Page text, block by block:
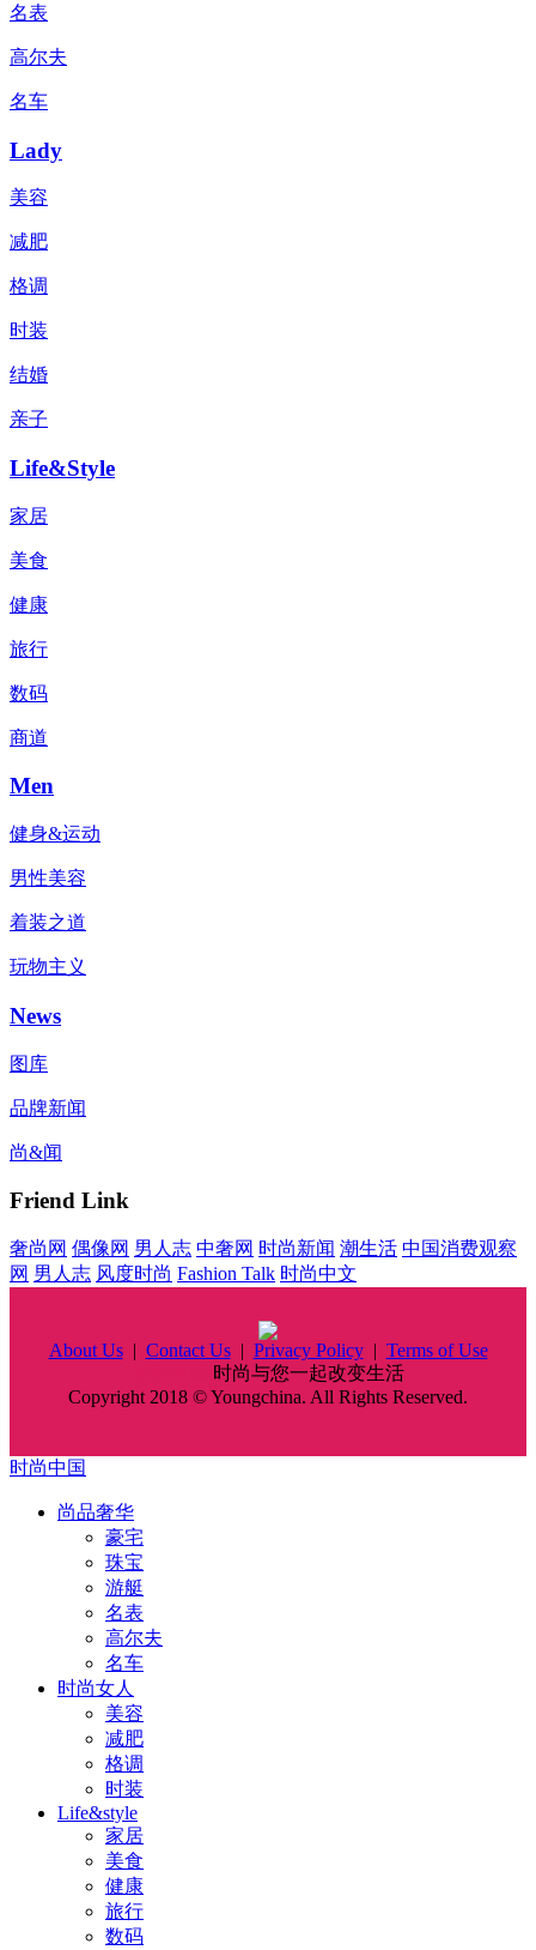
名表
高尔夫
名车
Lady
美容
减肥
格调
时装
结婚
亲子
Life&Style
家居
美食
健康
旅行
数码
商道
Men
健身&运动
男性美容
着装之道
玩物主义
News
图库
品牌新闻
尚&闻
Friend Link
奢尚网 偶像网 男人志 中奢网 时尚新闻 潮生活 中国消费观察
网 男人志 风度时尚 Fashion Talk 时尚中文
About Us| Contact Us| Privacy Policy| Terms of Use
时尚与您一起改变生活
Copyright 2018 © Youngchina. All Rights Reserved.
时尚中国
尚品奢华
豪宅
珠宝
游艇
名表
高尔夫
名车
时尚女人
美容
减肥
格调
时装
Life&style
家居
美食
健康
旅行
数码